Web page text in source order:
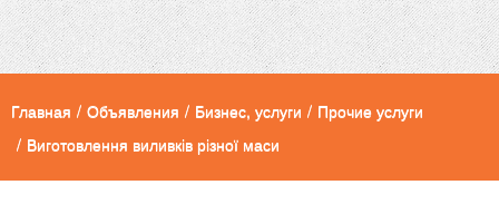
Главная / Объявления / Бизнес, услуги / Прочие услуги
/ Виготовлення виливків різної маси